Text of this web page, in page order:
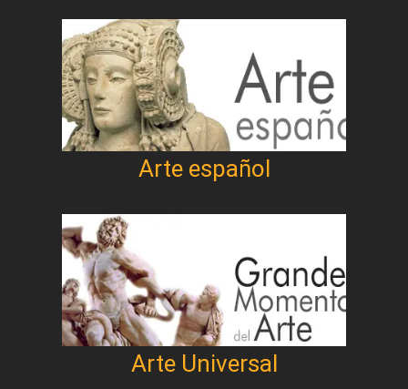
Arte español
Arte Universal